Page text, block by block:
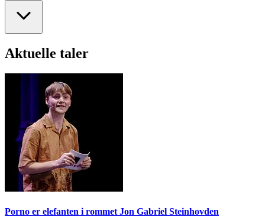
Aktuelle taler
Porno er elefanten i rommet Jon Gabriel Steinhovden